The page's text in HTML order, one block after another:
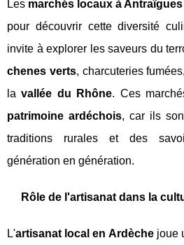
Les marchés locaux à Antraïgues
pour découvrir cette diversité
invite à explorer les saveurs du
chenes verts, charcuteries
lavallée du Rhône. Ces
patrimoine ardéchois, car ils
traditions rurales et des
génération en génération.
Rôle de l'artisanat dans la
L'artisanat local en Ardèchejoue